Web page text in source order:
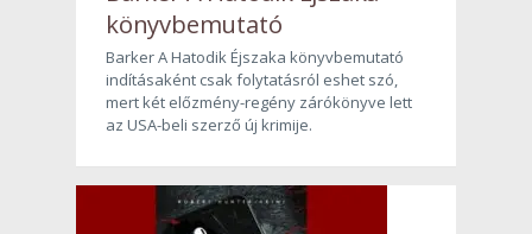
könyvbemutató
Barker A Hatodik Éjszaka könyvbemutató
indításaként csak folytatásról eshet szó,
mert két előzmény-regény zárókönyve lett
az USA-beli szerző új krimije.